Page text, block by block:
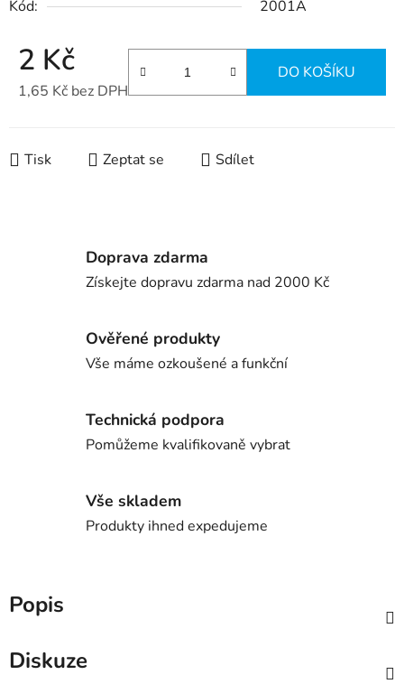
Kód:
2001A
2 Kč
1,65 Kč bez DPH
DO KOŠÍKU
Tisk Zeptat se Sdílet
Doprava zdarma
Získejte dopravu zdarma nad 2000 Kč
Ověřené produkty
Vše máme ozkoušené a funkční
Technická podpora
Pomůžeme kvalifikovaně vybrat
Vše skladem
Produkty ihned expedujeme
Popis
Diskuze